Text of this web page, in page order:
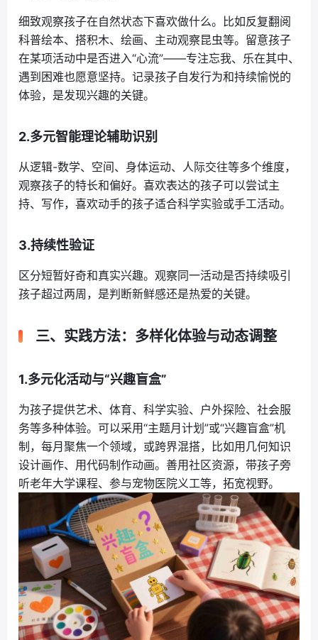
细致观察孩子在自然状态下喜欢做什么。比如反复翻阅
科普绘本、搭积木、绘画、主动观察昆虫等。留意孩子
在某项活动中是否进入“心流”——专注忘我、乐在其中、
遇到困难也愿意坚持。记录孩子自发行为和持续愉悦的
体验，是发现兴趣的关键。
2.多元智能理论辅助识别
从逻辑-数学、空间、身体运动、人际交往等多个维度，
观察孩子的特长和偏好。喜欢表达的孩子可以尝试主
持、写作，喜欢动手的孩子适合科学实验或手工活动。
3.持续性验证
区分短暂好奇和真实兴趣。观察同一活动是否持续吸引
孩子超过两周，是判断新鲜感还是热爱的关键。
三、实践方法：多样化体验与动态调整
1.多元化活动与“兴趣盲盒”
为孩子提供艺术、体育、科学实验、户外探险、社会服
务等多种体验。可以采用“主题月计划”或“兴趣盲盒”机
制，每月聚焦一个领域，或跨界混搭，比如用几何知识
设计画作、用代码制作动画。善用社区资源，带孩子旁
听老年大学课程、参与宠物医院义工等，拓宽视野。